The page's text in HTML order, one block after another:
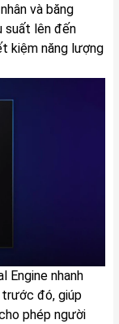
và băng
suất lên đến
kiệm năng lượng
Engine nhanh
trước đó, giúp
phép người